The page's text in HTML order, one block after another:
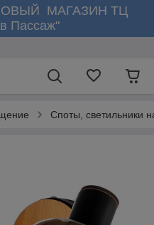
МАГАЗИН ТЦ
Пассаж"
Споты, светильники